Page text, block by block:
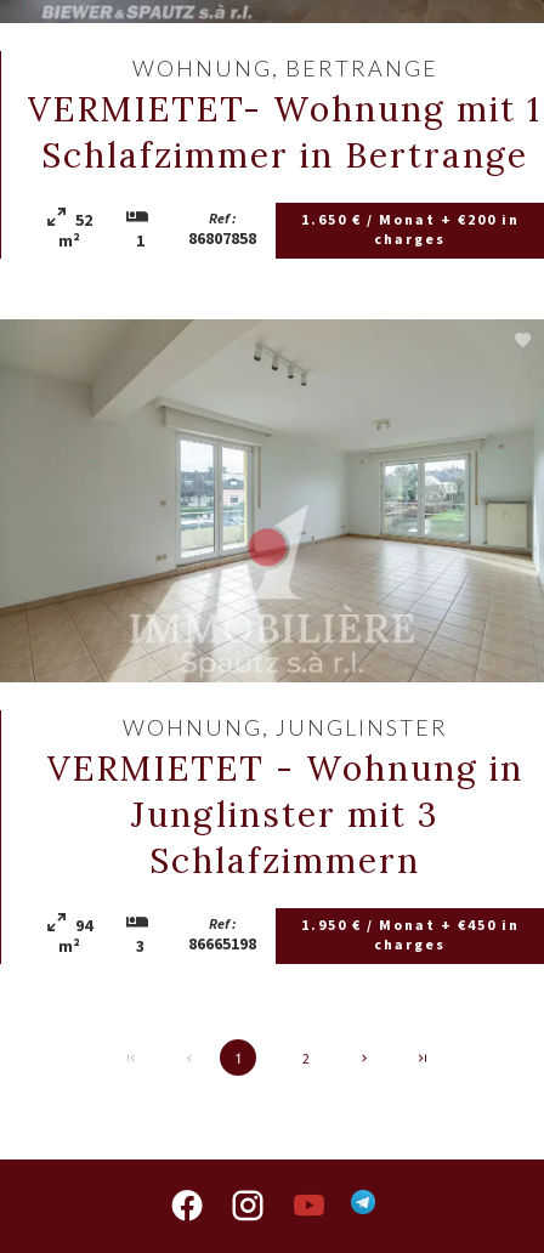
WOHNUNG, BERTRANGE
VERMIETET- Wohnung mit 1
Schlafzimmer in Bertrange
52
m²
1
Ref :
86807858
1.650 € / Monat + €200 in
charges
WOHNUNG, JUNGLINSTER
VERMIETET - Wohnung in
Junglinster mit 3
Schlafzimmern
94
m²
3
Ref :
86665198
1.950 € / Monat + €450 in
charges
1 2